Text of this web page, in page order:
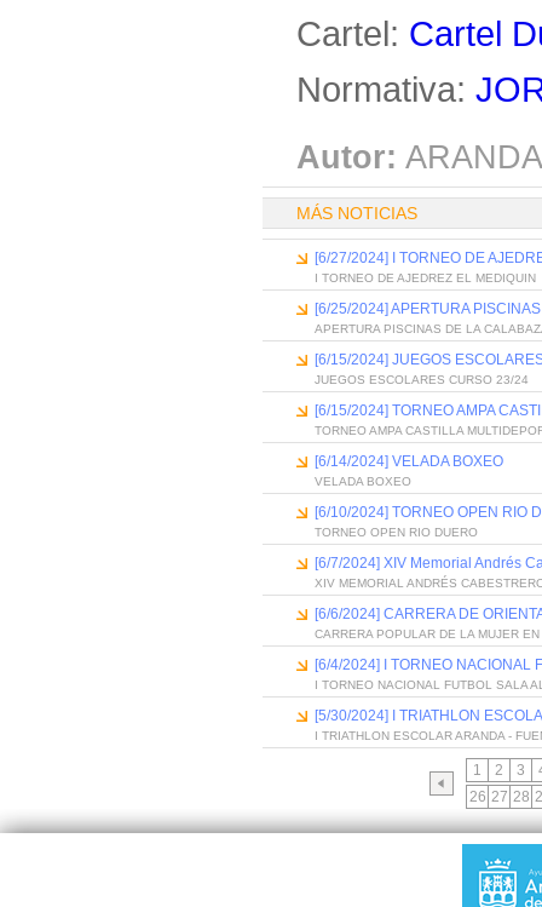
Cartel: Cartel
Normativa:
Autor:
MÁS NOTICIAS
[6/27/2024] I TORNEO DE
I TORNEO DE AJEDREZ EL MEDIQUIN
[6/25/2024] APERTURA
APERTURA PISCINAS DE LA
[6/15/2024] JUEGOS
JUEGOS ESCOLARES CURSO 23/24
[6/15/2024] TORNEO AMPA
TORNEO AMPA CASTILLA
[6/14/2024] VELADA BOXEO
VELADA BOXEO
[6/10/2024] TORNEO OPEN RIO
TORNEO OPEN RIO DUERO
[6/7/2024] XIV Memorial Andrés
XIV MEMORIAL ANDRÉS
[6/6/2024] CARRERA DE
CARRERA POPULAR DE LA MUJER
[6/4/2024] I TORNEO NACIONAL
I TORNEO NACIONAL FUTBOL SALA
[5/30/2024] I TRIATHLON
I TRIATHLON ESCOLAR ARANDA -
1 2 3
26 27 28